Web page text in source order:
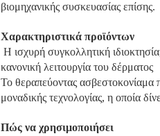
βιομηχανικής συσκευασίας επίσης.
Χαρακτηριστικά προϊόντων
Η ισχυρή συγκολλητική
κανονική λειτουργία του δέρματος
Το θεραπεύοντας ασβεστοκονίαμα
μοναδικής τεχνολογίας, η οποία
Πώς να χρησιμοποιήσει